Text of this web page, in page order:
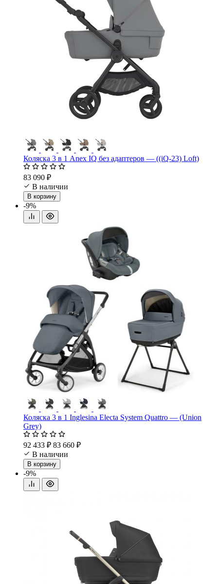
Коляска 3 в 1 Anex IQ без адаптеров — ((iQ-23) Loft)
83 090 ₽
В наличии
В корзину
-9%
Коляска 3 в 1 Inglesina Electa System Quattro — (Union
Grey)
92 433 ₽ 83 660 ₽
В наличии
В корзину
-9%